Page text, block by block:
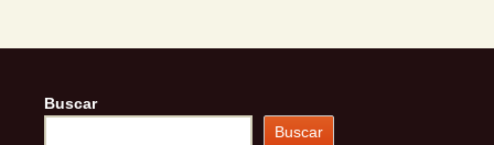
Buscar
Buscar